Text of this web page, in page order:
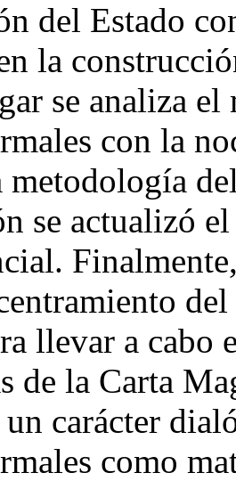
del Estado
la
se analiza
con la
metodología
se actualizó
llevar a
de la Carta
carácter
como